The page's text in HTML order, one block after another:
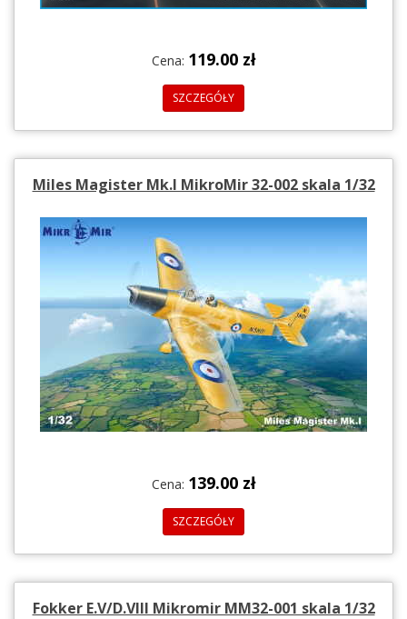
Cena: 119.00 zł
SZCZEGÓŁY
Miles Magister Mk.I MikroMir 32-002 skala 1/32
Cena: 139.00 zł
SZCZEGÓŁY
Fokker E.V/D.VIII Mikromir MM32-001 skala 1/32